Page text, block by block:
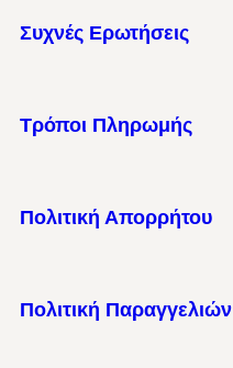
Συχνές Ερωτήσεις
Τρόποι Πληρωμής
Πολιτική Απορρήτου
Πολιτική Παραγγελιών